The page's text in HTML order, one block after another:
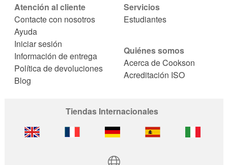
Atención al cliente
Contacte con nosotros
Ayuda
Iniciar sesión
Información de entrega
Política de devoluciones
Blog
Servicios
Estudiantes
Quiénes somos
Acerca de Cookson
Acreditación ISO
Tiendas Internacionales